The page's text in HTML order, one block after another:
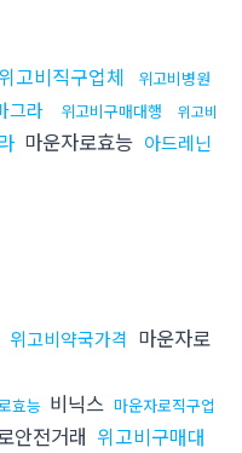
위고비직구업체 위고비병원
그라 위고비구매대행
위고비
마운자로효능 아드레닌
위고비약국가격 마운자로
효능 비닉스 마운자로직구업
안전거래 위고비구매대